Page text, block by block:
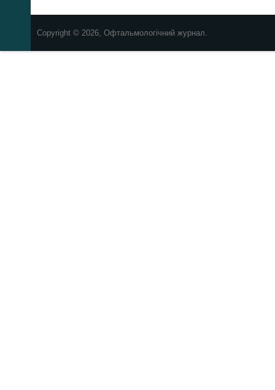
Copyright © 2026, Офтальмологічний журнал.